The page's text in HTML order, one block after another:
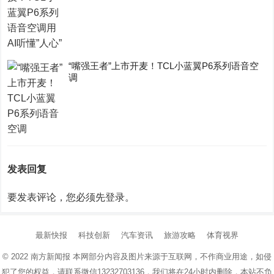
“嘴强王者”上市开麦！TCL小蓝翼P6系列语音空
调
发表回复
要发表评论，您必须先登录。
最新快报 科技创新 汽车资讯 旅游攻略 体育视界
© 2022 南方新闻报 本网部分内容及图片来源于互联网，不作商业用途，如侵
犯了您的权益，请联系微信13232703136，我们将在24小时内删除，本站不负